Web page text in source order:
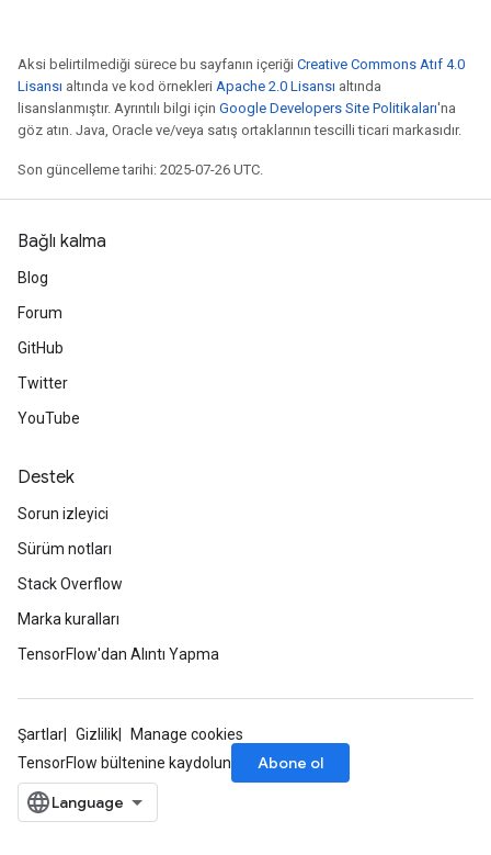
Aksi belirtilmediği sürece bu sayfanın içeriği Creative Commons Atıf 4.0
Lisansı altında ve kod örnekleri Apache 2.0 Lisansı altında
lisanslanmıştır. Ayrıntılı bilgi için Google Developers Site Politikaları'na
göz atın. Java, Oracle ve/veya satış ortaklarının tescilli ticari markasıdır.
Son güncelleme tarihi: 2025-07-26 UTC.
Bağlı kalma
Blog
Forum
GitHub
Twitter
YouTube
Destek
Sorun izleyici
Sürüm notları
Stack Overflow
Marka kuralları
TensorFlow'dan Alıntı Yapma
Şartlar Gizlilik
Manage cookies
TensorFlow bültenine kaydolun
Abone ol